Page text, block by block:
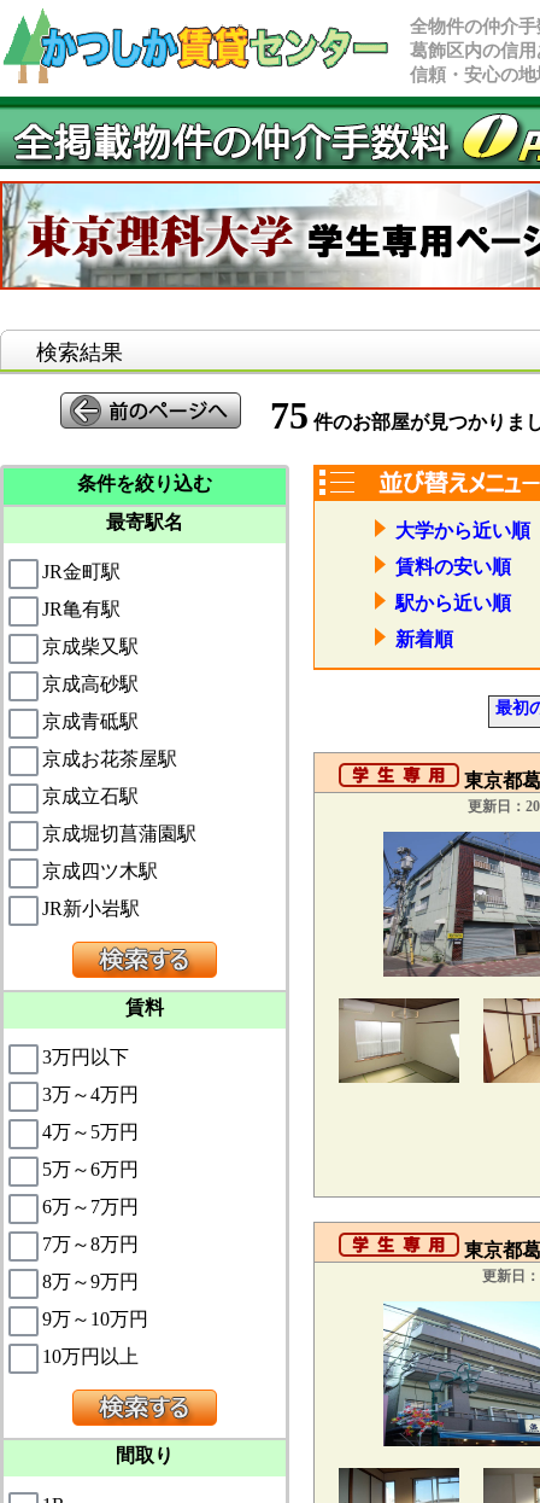
全物件の仲介
葛飾区内の信
信頼・安心の
検索結果
75 件のお部屋が見つかりま
条件を絞り込む
最寄駅名
JR金町駅
JR亀有駅
京成柴又駅
京成高砂駅
京成青砥駅
京成お花茶屋駅
京成立石駅
京成堀切菖蒲園駅
京成四ツ木駅
JR新小岩駅
賃料
3万円以下
3万～4万円
4万～5万円
5万～6万円
6万～7万円
7万～8万円
8万～9万円
9万～10万円
10万円以上
間取り
大学から近い順
賃料の安い順
駅から近い順
新着順
最初
東京都
更新日：
東京都
更新日